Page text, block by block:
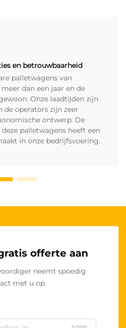
en betrouwbaarheid
palletwagens van
dan een jaar en de
Onze laadtijden zijn
de operators zijn zeer
ontwerp. De
palletwagens heeft een
in onze bedrijfsvoering.
offerte aan
neemt spoedig
met u op.